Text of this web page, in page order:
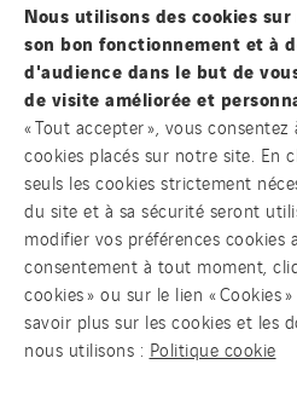
Mentions
Accessibilité :
VINCI
Nous utilisons des cookies
son bon fonctionnement et à
d'audience dans le but de
de visite améliorée et
« Tout accepter », vous
cookies placés sur notre site. En
seuls les cookies strictement
du site et à sa sécurité seront
modifier vos préférences cookies
consentement à tout moment,
cookies » ou sur le lien « Cookies
savoir plus sur les cookies et les
nous utilisons : Politique cookie